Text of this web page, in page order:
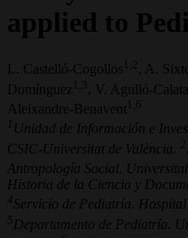
applied to
L. Castelló-Cogollos 1,2 , A.
Domínguez 1,3 , V. Agulló-
Aleixandre-Benavent 1,6
1 Unidad de Información e
CSIC-Universitat de València.
2
Antropología Social.
Historia de la Ciencia y
4 Servicio de Pediatría.
5 Departamento de Pediatría.